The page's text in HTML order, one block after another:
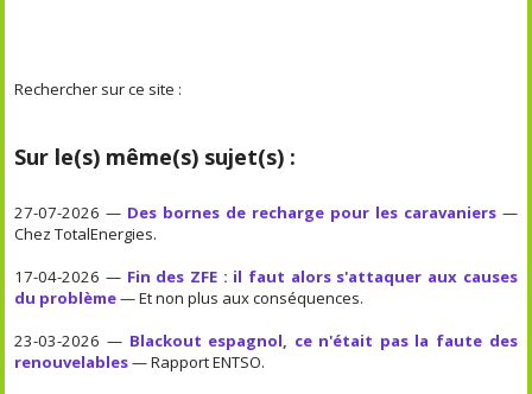
Rechercher sur ce site :
Sur le(s) même(s) sujet(s) :
27-07-2026 — Des bornes de recharge pour les caravaniers—
Chez TotalEnergies.
17-04-2026 — Fin des ZFE : il faut alors s'attaquer aux causes
du problème— Et non plus aux conséquences.
23-03-2026 — Blackout espagnol, ce n'était pas la faute des
renouvelables— Rapport ENTSO.